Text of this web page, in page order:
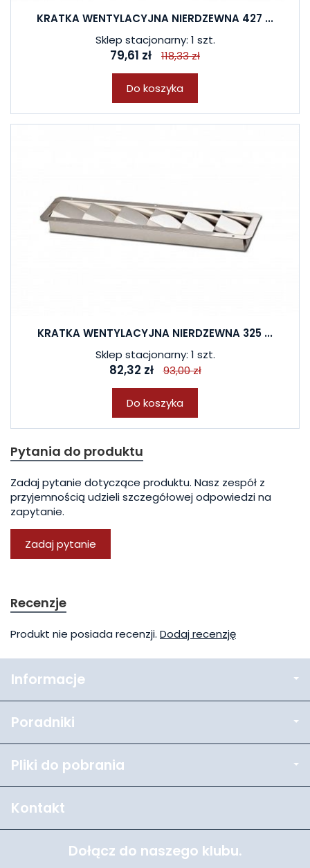
KRATKA WENTYLACYJNA NIERDZEWNA 427 ...
Sklep stacjonarny: 1 szt.
79,61 zł 118,33 zł
Do koszyka
KRATKA WENTYLACYJNA NIERDZEWNA 325 ...
Sklep stacjonarny: 1 szt.
82,32 zł 93,00 zł
Do koszyka
Pytania do produktu
Zadaj pytanie dotyczące produktu. Nasz zespół z
przyjemnością udzieli szczegółowej odpowiedzi na
zapytanie.
Zadaj pytanie
Recenzje
Produkt nie posiada recenzji. Dodaj recenzję
Informacje
Poradniki
Pliki do pobrania
Kontakt
Dołącz do naszego klubu.